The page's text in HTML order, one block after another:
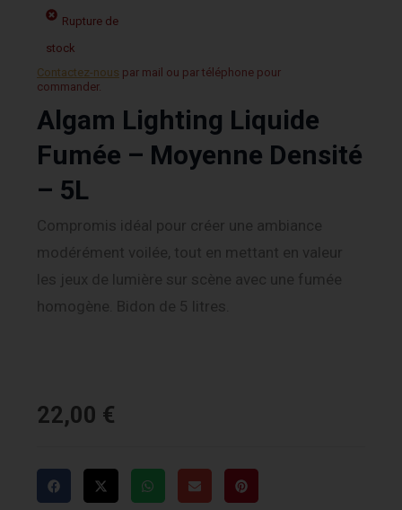
Rupture de
stock
Contactez-nous par mail ou par téléphone pour
commander.
Algam Lighting Liquide
Fumée – Moyenne Densité
– 5L
Compromis idéal pour créer une ambiance
modérément voilée, tout en mettant en valeur
les jeux de lumière sur scène avec une fumée
homogène. Bidon de 5 litres.
22,00 €